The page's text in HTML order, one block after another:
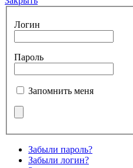
Логин
Пароль
Запомнить меня
Забыли пароль?
Забыли логин?